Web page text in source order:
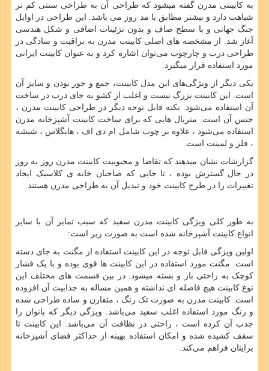
به کابینتی مدرن گفته میشود که طراحی آن به طراحی سنتی کم تر
شباهت دارد و بیشتر مطابق با مد روز می باشد. این طراحی در اوایل
جنگ جهانی و با سطح صاف و بدون تزئینات اضافی و شکل هندسی
آغاز شد. از مشخصه های اصلی کابینت مدرن به براقیت و سادگی در
طراحی درب و چارچوب میتوان اشاره کرد و به عنوان کابینت ایرانی
مورد استفاده قرار میگیرد.
یکی دیگر از ویژگی‌های این مدل کابینت، جمع و جور بودن و سایز آن
است. این کابینت بزرگ نیست و اغلب از کشو به جای درب در ساخت
آن استفاده می‌شود. نکته قابل توجه دیگر در طراحی کابینت مدرن ،
جنس آن است. متریال هایی که برای ساخت کابینت آشپزخانه مدرن
استفاده می‌شود ، علاوه بر چوب شامل ام دی اف ، هایگلاس ، شیشه
، فلز و لمینت است.
گزارشات نشان میدهند که تقاضا و محبوبیت کابینت مدرن روز به روز
در حال گسترش بوده ، تا جایی که صاحبان خانه‌ ی کلاسیک ایجاد
تغییرات را در طرح کابینت خود و تبدیل آن به طراحی مدرن هستند.
به طور کلی ویژگی کابینت مدرن سفید که سبب تمایز آن با سایر
انواع کابینت آشپزخانه شده است به صورت زیر است:
اولین ویژگی قابل توجه در این کابینت استفاده از مگنت به جای دسته
است. مگنت مورد استفاده در این کابینت ها قوی بوده و با یک فشار
کوچک به راحتی باز و بسته میشود. در بین قسمت‌ های مختلف این
نوع کابینت هیچ فاصله ای نداشته و همین مساله به جذابیت آن افزوده
است. کابینت مدرن به صورت تک رنگ ، متقارن و ساده طراحی شده
و رنگ مورد استفاده اغلب سفید می‌باشد. ویژگی دیگر که بانوان را
جذب آن کرده است ، راحتی در نظافت آن می‌باشد. این کابینت تا
سقف کشیده شده و امکان استفاده بهینه از حداکثر فضای آشپزخانه
برایتان فراهم می‌کند.